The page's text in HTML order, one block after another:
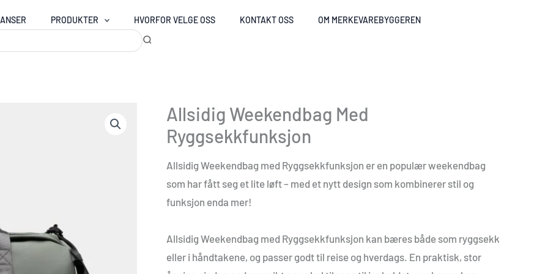
PRODUKTER HVORFOR VELGE OSS KONTAKT OSS OM MERKEVAREBYGGEREN
Allsidig Weekendbag Med
Ryggsekkfunksjon
Allsidig Weekendbag med Ryggsekkfunksjon er en populær weekendbag
som har fått seg et lite løft – med et nytt design som kombinerer stil og
funksjon enda mer!
Allsidig Weekendbag med Ryggsekkfunksjon kan bæres både som ryggsekk
eller i håndtakene, og passer godt til reise og hverdags. En praktisk, stor